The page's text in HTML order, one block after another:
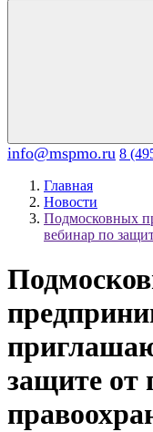
info@mspmo.ru 8
Главная
Новости
Подмосковных
вебинар по
защите от